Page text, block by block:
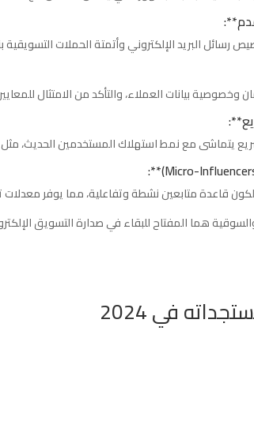
رسائل البريد الإلكتروني وأتمتة الحملات
وخصوصية بيانات العملاء، والتأكد من الامتثال للمعايير
يتماشى مع نمط استهلاك المستخدمين الحديث، مثل
قاعدة متابعين نشطة وتفاعلية، مما يوفر
هما المفتاح للبقاء في صدارة التسويق
في 2024